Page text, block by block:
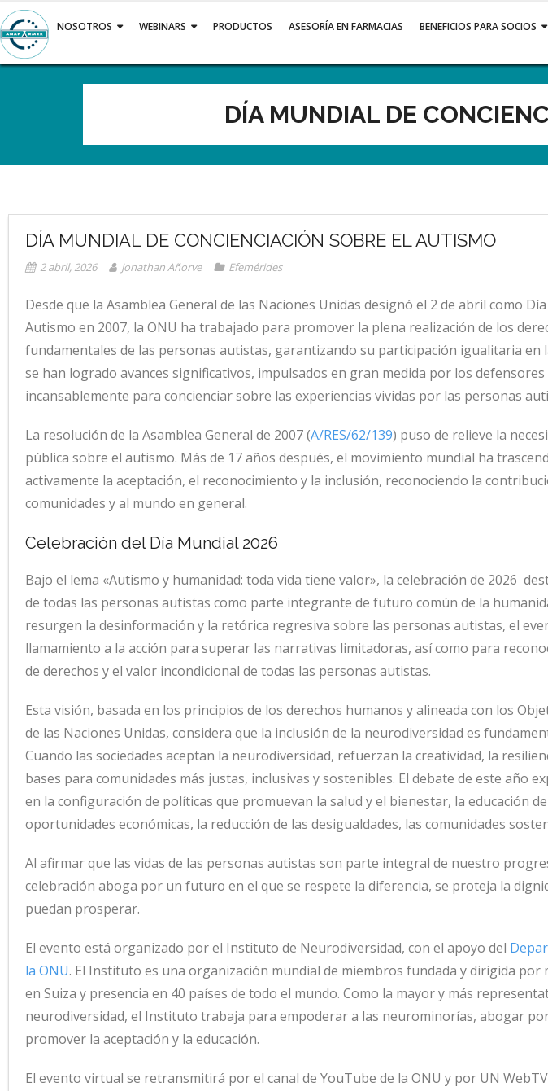
Saltar
al
contenido
NOSOTROS WEBINARS PRODUCTOS ASESORÍA EN FARMACIAS BENEFICIOS PARA SOCIOS
DÍA MUNDIAL DE
DÍA MUNDIAL DE CONCIENCIACIÓN SOBRE EL AUTISMO
2 abril, 2026 Jonathan Añorve Efemérides
Desde que la Asamblea General de las Naciones Unidas designó el 2 de abril como
Autismo en 2007, la ONU ha trabajado para promover la plena realización de los
fundamentales de las personas autistas, garantizando su participación igualitaria en
se han logrado avances significativos, impulsados en gran medida por los
incansablemente para concienciar sobre las experiencias vividas por las personas
La resolución de la Asamblea General de 2007 (A/RES/62/139) puso de relieve la
pública sobre el autismo. Más de 17 años después, el movimiento mundial ha
activamente la aceptación, el reconocimiento y la inclusión, reconociendo la
comunidades y al mundo en general.
Celebración del Día Mundial 2026
Bajo el lema «Autismo y humanidad: toda vida tiene valor», la celebración de 2026
de todas las personas autistas como parte integrante de futuro común de la
resurgen la desinformación y la retórica regresiva sobre las personas autistas, el
llamamiento a la acción para superar las narrativas limitadoras, así como para
de derechos y el valor incondicional de todas las personas autistas.
Esta visión, basada en los principios de los derechos humanos y alineada con los
de las Naciones Unidas, considera que la inclusión de la neurodiversidad es
Cuando las sociedades aceptan la neurodiversidad, refuerzan la creatividad, la
bases para comunidades más justas, inclusivas y sostenibles. El debate de este año
en la configuración de políticas que promuevan la salud y el bienestar, la educación
oportunidades económicas, la reducción de las desigualdades, las comunidades
Al afirmar que las vidas de las personas autistas son parte integral de nuestro
celebración aboga por un futuro en el que se respete la diferencia, se proteja la
puedan prosperar.
El evento está organizado por el Instituto de Neurodiversidad, con el apoyo del
la ONU. El Instituto es una organización mundial de miembros fundada y dirigida
en Suiza y presencia en 40 países de todo el mundo. Como la mayor y más
neurodiversidad, el Instituto trabaja para empoderar a las neurominorías, abogar
promover la aceptación y la educación.
El evento virtual se retransmitirá por el canal de YouTube de la ONU y por UN